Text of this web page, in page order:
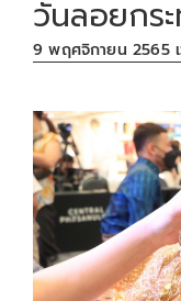
วันลอยกร
9 พฤศจิกายน 2565